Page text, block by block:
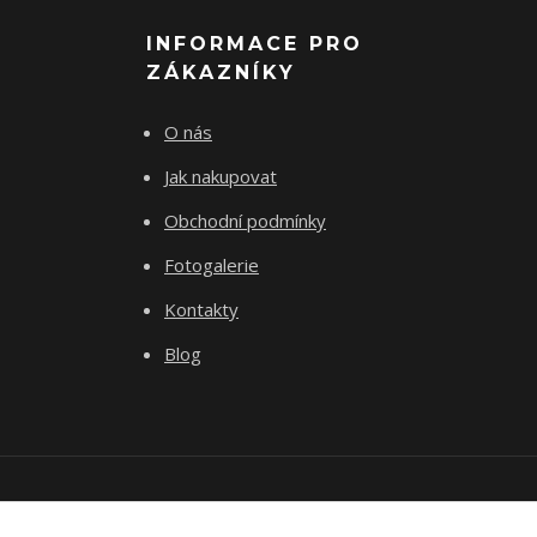
INFORMACE PRO
ZÁKAZNÍKY
O nás
Jak nakupovat
Obchodní podmínky
Fotogalerie
Kontakty
Blog